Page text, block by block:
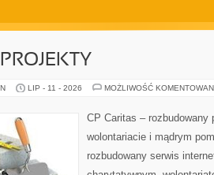
LIP - 11 - 2026 MOŻLIWOŚĆ
CP Caritas – rozbudowany
wolontariacie i mądrym
rozbudowany serwis